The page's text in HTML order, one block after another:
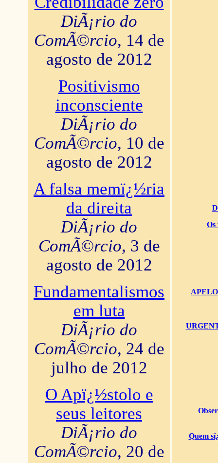
DiÃ¡rio do
ComÃ©rcio, 14 de
agosto de 2012
Positivismo
inconsciente
DiÃ¡rio do
ComÃ©rcio, 10 de
agosto de 2012
A falsa memï¿½ria
da direita
DiÃ¡rio do
ComÃ©rcio, 3 de
agosto de 2012
Fundamentalismos
em luta
DiÃ¡rio do
ComÃ©rcio, 24 de
julho de 2012
O Apï¿½stolo e
seus leitores
DiÃ¡rio do
ComÃ©rcio, 20 de
Os
Quem